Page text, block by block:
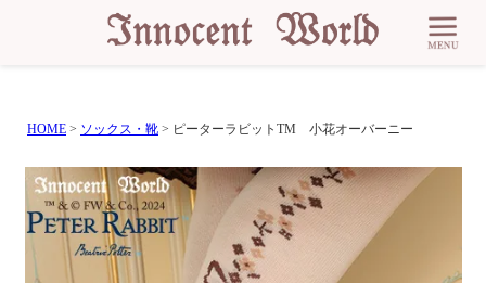
HOME ソックス・靴 ピーターラビットTM 小花オーバーニー